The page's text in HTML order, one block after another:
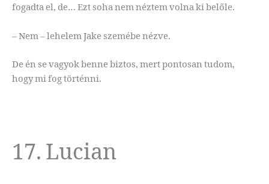
fogadta el, de… Ezt soha nem néztem volna ki belőle.
– Nem – lehelem Jake szemébe nézve.
De én se vagyok benne biztos, mert pontosan tudom,
hogy mi fog történni.
17. Lucian